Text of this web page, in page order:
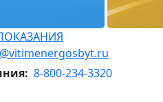
8-800-234-3320